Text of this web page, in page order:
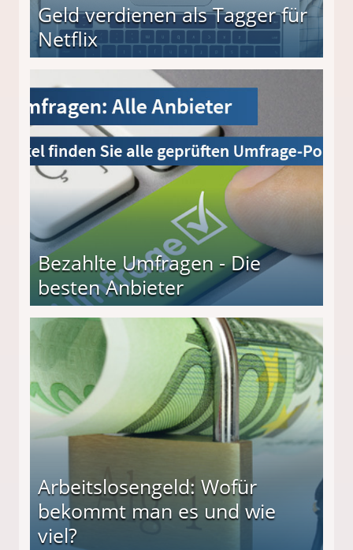
Geld verdienen als Tagger für
Netflix
Bezahlte Umfragen - Die
besten Anbieter
Arbeitslosengeld: Wofür
bekommt man es und wie
viel?